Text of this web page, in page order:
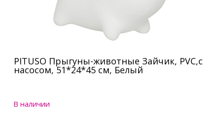
PITUSO Прыгуны-животные Зайчик, PVC,с
насосом, 51*24*45 см, Белый
В наличии